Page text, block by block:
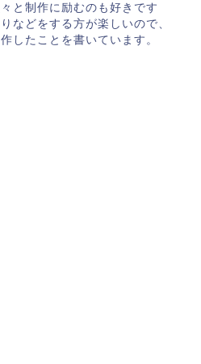
と制作に励むのも好きです
などをする方が楽しいので、
したことを書いています。